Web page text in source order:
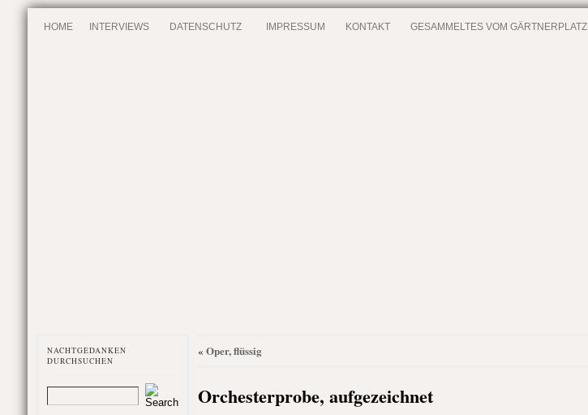
HOME INTERVIEWS DATENSCHUTZ IMPRESSUM KONTAKT GESAMMELTES VOM GÄRTNERPLATZ
NACHTGEDANKEN
DURCHSUCHEN
« Oper, flüssig
Orchesterprobe, aufgezeichnet